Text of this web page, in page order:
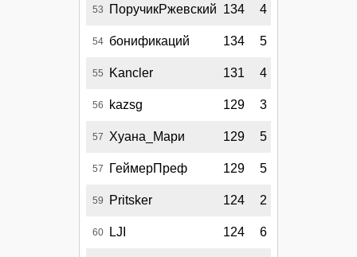
53 ПоручикРжевский 134 4
54 бонификаций 134 5
55 Kancler 131 4
56 kazsg 129 3
57 Хуана_Мари 129 5
57 ГеймерПреф 129 5
59 Pritsker 124 2
60 LJI 124 6